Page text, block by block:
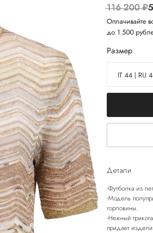
116 200руб.
Оплачивайте
до 1 500
Размер
IT 44 | RU
Детали
-Футболка из
-Модель
горловины.
-Нежный
придает